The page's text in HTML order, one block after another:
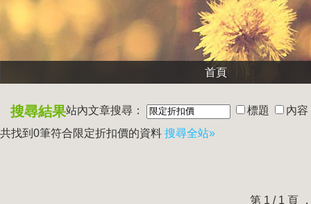
首頁
搜尋結果站內文章搜尋： 標題
內容
共找到0筆符合限定折扣價的資料 搜尋全站»
第 1 / 1